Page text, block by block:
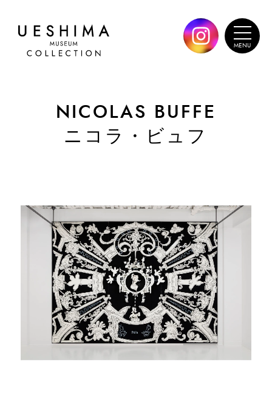
NICOLAS BUFFE
ニコラ・ビュフ